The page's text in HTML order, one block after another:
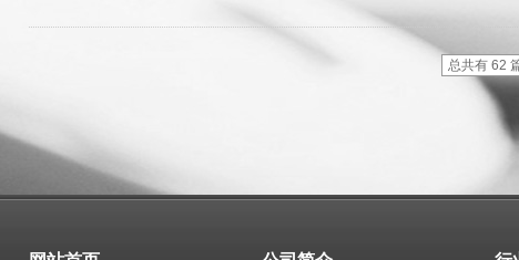
总共有 62